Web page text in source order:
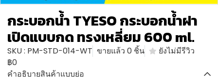
กระบอกน้ำ TYESO กระบอกน้ำฝา
เปิดแบบกด ทรงเหลี่ยม 600 ml.
SKU : PM-STD-014-WT ขายแล้ว 0 ชิ้น
ยังไม่มีรีวิว
฿0
คำอธิบายสินค้าแบบย่อ